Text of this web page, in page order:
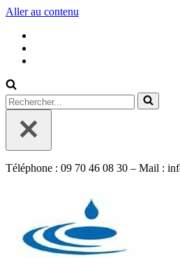
Aller au contenu
Rechercher...
Téléphone : 09 70 46 08 30 – Mail :